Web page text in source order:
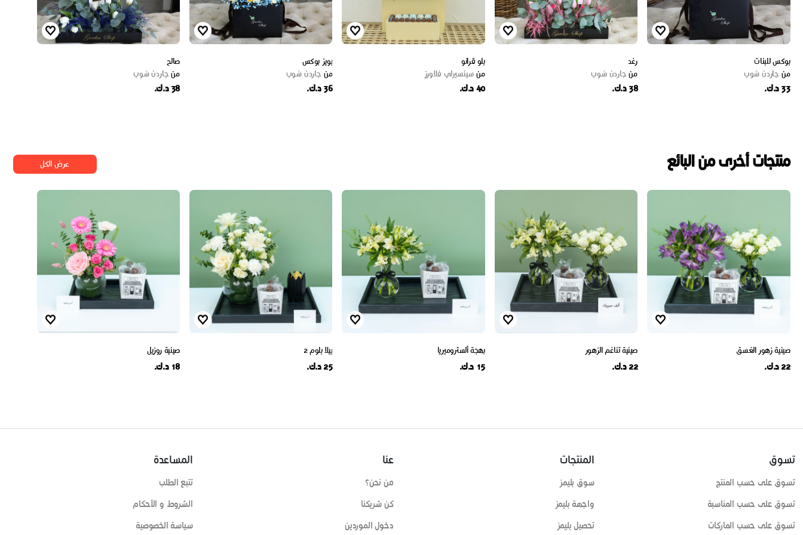
بوكس للبنات
من جاردن شوب
33 د.ك.
رغد
منجاردن شوب
38 د.ك.
بلو قرانو
منسينسيرلي فلاورز
40 د.ك.
بويز بوكس
من جاردن شوب
36 د.ك.
صالح
منجاردن شوب
38 د.ك.
منتجات أخرى من البائع عرض الكل
صينية زهور الغسق
22 د.ك.
صينية تناغم الزهور
22 د.ك.
بهجة ألستروميريا
15 د.ك.
بيلا بلوم 2
25 د.ك.
صينية روزيل
18 د.ك.
تسوق
تسوق على حسب المنتج
تسوق على حسب المناسبة
تسوق على حسب الماركات
المنتجات
سوق بليمز
واجهة بليمز
تحصيل بليمز
عنا
من نحن؟
كن شريكنا
دخول الموردين
المساعدة
تتبع الطلب
الشروط و الأحكام
سياسة الخصوصية